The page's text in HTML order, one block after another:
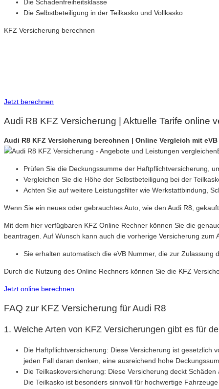
Die Schadenfreiheitsklasse
Die Selbstbeteiligung in der Teilkasko und Vollkasko
KFZ Versicherung berechnen
Jetzt berechnen
Audi R8 KFZ Versicherung | Aktuelle Tarife online
Audi R8 KFZ Versicherung berechnen | Online Vergleich mit eVB
Prüfen Sie die Deckungssumme der Haftpflichtversicherung,
Vergleichen Sie die Höhe der Selbstbeteiligung bei der
Achten Sie auf weitere Leistungsfilter wie Werkstattbindung,
Wenn Sie ein neues oder gebrauchtes Auto, wie den Audi R8,
Mit dem hier verfügbaren KFZ Online Rechner können Sie die
beantragen. Auf Wunsch kann auch die vorherige Versicherung
Sie erhalten automatisch die eVB Nummer, die zur Zulassung
Durch die Nutzung des Online Rechners können Sie die KFZ
Jetzt online berechnen
FAQ zur KFZ Versicherung für Audi R8
1. Welche Arten von KFZ Versicherungen gibt es für
Die Haftpflichtversicherung: Diese Versicherung ist
jeden Fall daran denken, eine ausreichend hohe
Die Teilkaskoversicherung: Diese Versicherung deckt
Die Teilkasko ist besonders sinnvoll für hochwertige